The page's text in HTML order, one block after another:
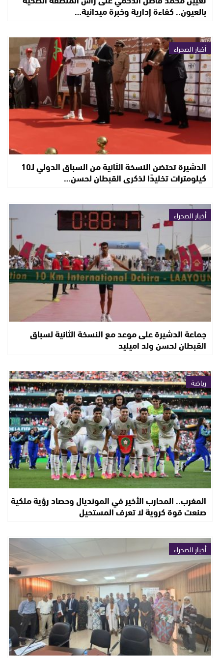
بالعيون.. كفاءة إدارية وخبرة ميدانية…
أخبار الصحراء
الدشيرة تحتضن النسخة الثانية من السباق الدولي لـ10
كيلومترات تخليدًا لذكرى القبطان لحسن…
أخبار الصحراء
جماعة الدشيرة على موعد مع النسخة الثانية لسباق
القبطان لحسن ولد اميليد
رياضة
المغرب.. المحارب الأخير في المونديال وحصاد رؤية ملكية
صنعت قوة كروية لا تعرف المستحيل
أخبار الصحراء